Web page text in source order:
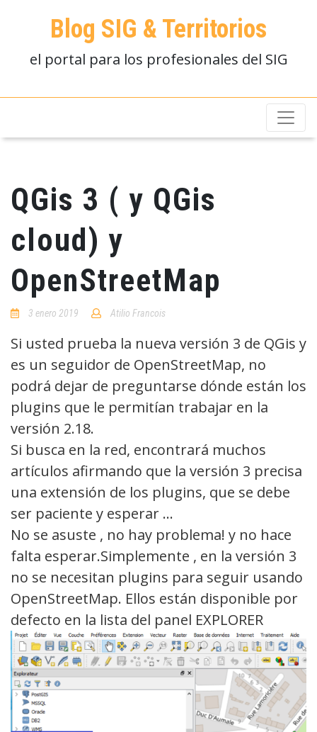
Blog SIG & Territorios
el portal para los profesionales del SIG
QGis 3 ( y QGis
cloud) y
OpenStreetMap
3 enero 2019 Atilio Francois
Si usted prueba la nueva versión 3 de QGis y
es un seguidor de OpenStreetMap, no
podrá dejar de preguntarse dónde están los
plugins que le permitían trabajar en la
versión 2.18.
Si busca en la red, encontrará muchos
artículos afirmando que la versión 3 precisa
una extensión de los plugins, que se debe
ser paciente y esperar …
No se asuste , no hay problema! y no hace
falta esperar.Simplemente , en la versión 3
no se necesitan plugins para seguir usando
OpenStreetMap. Ellos están disponible por
defecto en la lista del panel EXPLORER